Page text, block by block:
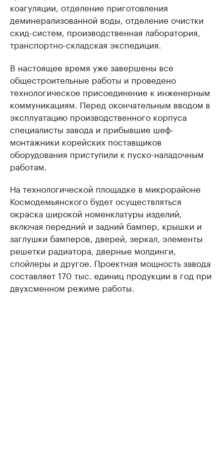
коагуляции, отделение приготовления
деминерализованной воды, отделение очистки
скид-систем, производственная лаборатория,
транспортно-складская экспедиция.
В настоящее время уже завершены все
общестроительные работы и проведено
технологическое присоединение к инженерным
коммуникациям. Перед окончательным вводом в
эксплуатацию производственного корпуса
специалисты завода и прибывшие шеф-
монтажники корейских поставщиков
оборудования приступили к пуско-наладочным
работам.
На технологической площадке в микрорайоне
Космодемьянского будет осуществляться
окраска широкой номенклатуры изделий,
включая передний и задний бампер, крышки и
заглушки бамперов, дверей, зеркал, элементы
решетки радиатора, дверные молдинги,
спойлеры и другое. Проектная мощность завода
составляет 170 тыс. единиц продукции в год при
двухсменном режиме работы.